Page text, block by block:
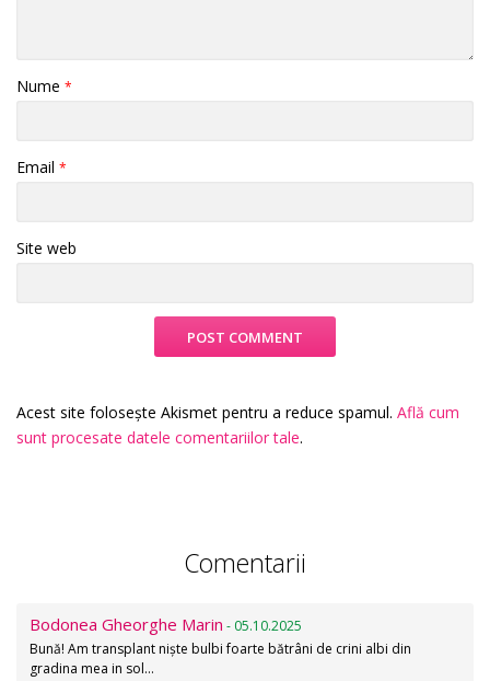
Nume *
Email *
Site web
Acest site folosește Akismet pentru a reduce spamul. Află cum
sunt procesate datele comentariilor tale.
Comentarii
Bodonea Gheorghe Marin - 05.10.2025
Bună! Am transplant niște bulbi foarte bătrâni de crini albi din
gradina mea in sol…